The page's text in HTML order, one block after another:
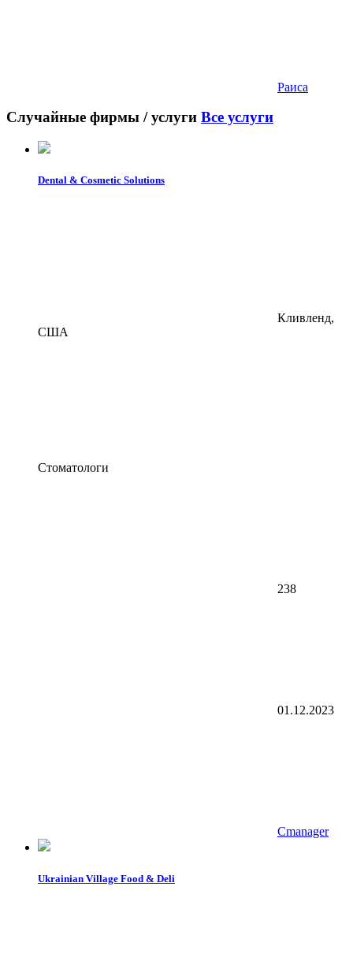
Раиса
Случайные фирмы / услуги Все услуги
Dental & Cosmetic Solutions
Кливленд,
США
Стоматологи
238
01.12.2023
Cmanager
Ukrainian Village Food & Deli